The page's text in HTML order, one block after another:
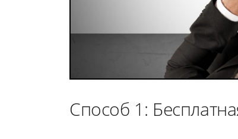
Способ 1: